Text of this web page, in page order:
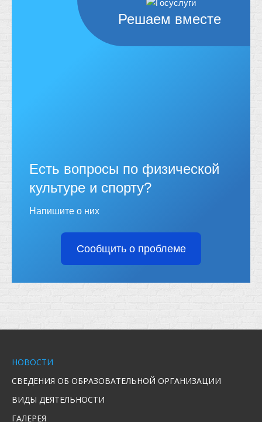
Решаем вместе
Есть вопросы по физической
культуре и спорту?
Напишите о них
Сообщить о проблеме
НОВОСТИ
СВЕДЕНИЯ ОБ ОБРАЗОВАТЕЛЬНОЙ ОРГАНИЗАЦИИ
ВИДЫ ДЕЯТЕЛЬНОСТИ
ГАЛЕРЕЯ